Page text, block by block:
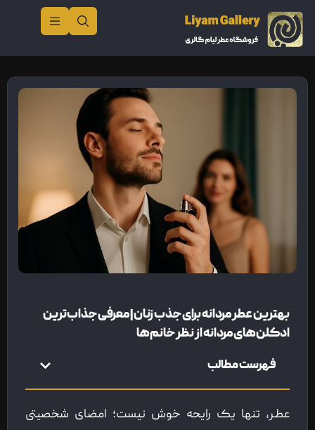
بهترین عطر مردانه برای جذب زنان | معرفی جذاب‌ترین
ادکلن‌های مردانه از نظر خانم‌ها
فهرست مطالب
عطر، تنها یک رایحه خوش نیست؛ امضای شخصیتی